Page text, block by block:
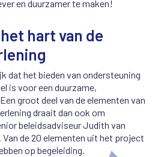
en duurzamer te maken!
hart van de
dat het bieden van ondersteuning
is voor een duurzame,
groot deel van de elementen van
draait dan ook om
beleidsadviseur Judith van
. Van de 20 elementen uit het project
op begeleiding.